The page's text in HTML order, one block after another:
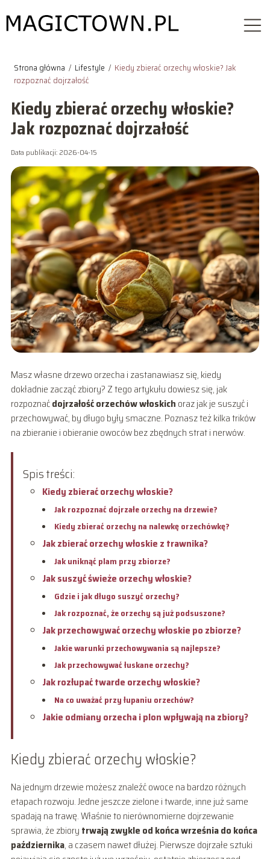
Strona główna / Lifestyle / Kiedy zbierać orzechy włoskie? Jak
rozpoznać dojrzałość
Kiedy zbierać orzechy włoskie?
Jak rozpoznać dojrzałość
Data publikacji: 2026-04-15
Masz własne drzewo orzecha i zastanawiasz się, kiedy
dokładnie zacząć zbiory? Z tego artykułu dowiesz się, jak
rozpoznaćdojrzałość orzechów włoskich oraz jak je suszyć i
przechowywać, by długo były smaczne. Poznasz też kilka trików
na zbieranie i obieranie owoców bez zbędnych strat i nerwów.
Spis treści:
Kiedy zbierać orzechy włoskie?
Jak rozpoznać dojrzałe orzechy na drzewie?
Kiedy zbierać orzechy na nalewkę orzechówkę?
Jak zbierać orzechy włoskie z trawnika?
Jak uniknąć plam przy zbiorze?
Jak suszyć świeże orzechy włoskie?
Gdzie i jak długo suszyć orzechy?
Jak rozpoznać, że orzechy są już podsuszone?
Jak przechowywać orzechy włoskie po zbiorze?
Jakie warunki przechowywania są najlepsze?
Jak przechowywać łuskane orzechy?
Jak rozłupać twarde orzechy włoskie?
Na co uważać przy łupaniu orzechów?
Jakie odmiany orzecha i plon wpływają na zbiory?
Kiedy zbierać orzechy włoskie?
Na jednym drzewie możesz znaleźć owoce na bardzo różnych
etapach rozwoju. Jedne jeszcze zielone i twarde, inne już same
spadają na trawę. Właśnie to nierównomierne dojrzewanie
sprawia, że zbiory trwają zwykle od końca września do końca
października, a czasem nawet dłużej. Pierwsze dojrzałe sztuki